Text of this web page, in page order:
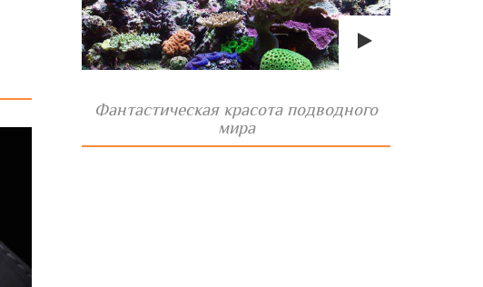
Фантастическая красота подводного
мира